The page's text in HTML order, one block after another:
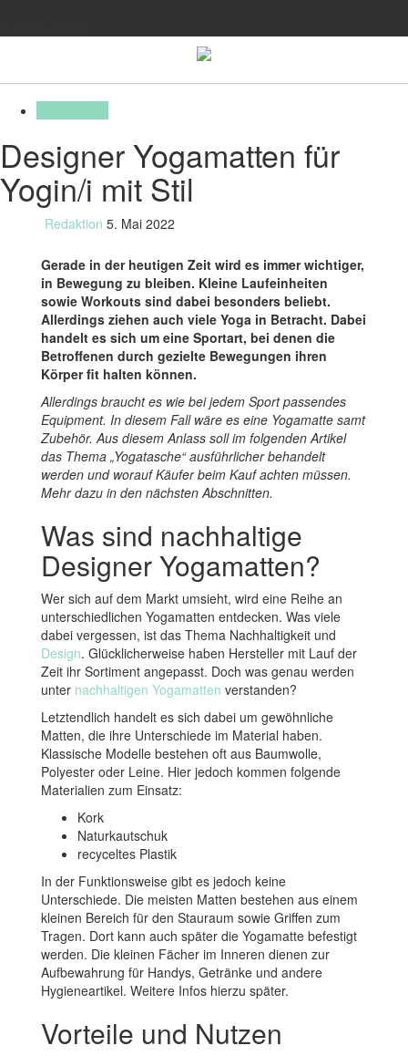
navigation
Designer Yogamatten für
Yogin/i mit Stil
Redaktion 5. Mai 2022
Gerade in der heutigen Zeit wird es immer wichtiger,
in Bewegung zu bleiben. Kleine Laufeinheiten
sowie Workouts sind dabei besonders beliebt.
Allerdings ziehen auch viele Yoga in Betracht. Dabei
handelt es sich um eine Sportart, bei denen die
Betroffenen durch gezielte Bewegungen ihren
Körper fit halten können.
Allerdings braucht es wie bei jedem Sport passendes
Equipment. In diesem Fall wäre es eine Yogamatte samt
Zubehör. Aus diesem Anlass soll im folgenden Artikel
das Thema „Yogatasche“ ausführlicher behandelt
werden und worauf Käufer beim Kauf achten müssen.
Mehr dazu in den nächsten Abschnitten.
Was sind nachhaltige
Designer Yogamatten?
Wer sich auf dem Markt umsieht, wird eine Reihe an
unterschiedlichen Yogamatten entdecken. Was viele
dabei vergessen, ist das Thema Nachhaltigkeit und
Design. Glücklicherweise haben Hersteller mit Lauf der
Zeit ihr Sortiment angepasst. Doch was genau werden
unter nachhaltigen Yogamatten verstanden?
Letztendlich handelt es sich dabei um gewöhnliche
Matten, die ihre Unterschiede im Material haben.
Klassische Modelle bestehen oft aus Baumwolle,
Polyester oder Leine. Hier jedoch kommen folgende
Materialien zum Einsatz:
Kork
Naturkautschuk
recyceltes Plastik
In der Funktionsweise gibt es jedoch keine
Unterschiede. Die meisten Matten bestehen aus einem
kleinen Bereich für den Stauraum sowie Griffen zum
Tragen. Dort kann auch später die Yogamatte befestigt
werden. Die kleinen Fächer im Inneren dienen zur
Aufbewahrung für Handys, Getränke und andere
Hygieneartikel. Weitere Infos hierzu später.
Vorteile und Nutzen